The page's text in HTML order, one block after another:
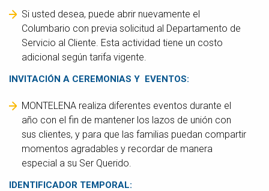
Si usted desea, puede abrir nuevamente el
Columbario con previa solicitud al Departamento de
Servicio al Cliente. Esta actividad tiene un costo
adicional según tarifa vigente.
INVITACIÓN A CEREMONIAS Y EVENTOS:
MONTELENA realiza diferentes eventos durante el
año con el fin de mantener los lazos de unión con
sus clientes, y para que las familias puedan compartir
momentos agradables y recordar de manera
especial a su Ser Querido.
IDENTIFICADOR TEMPORAL: